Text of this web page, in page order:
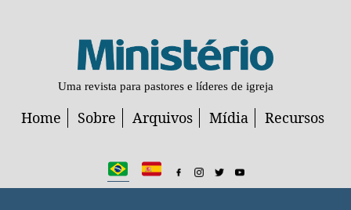
Uma revista para pastores e líderes de igreja
Home Sobre Arquivos Mídia Recursos